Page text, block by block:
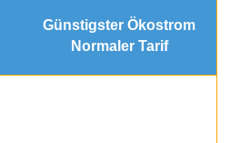
Günstigster Ökostrom
Normaler Tarif